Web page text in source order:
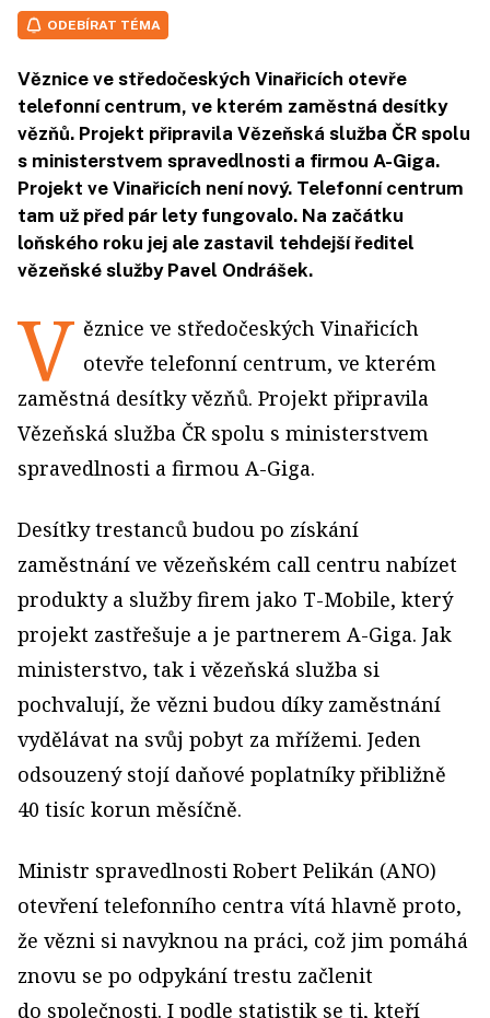
ODEBÍRAT TÉMA
Věznice ve středočeských Vinařicích otevře
telefonní centrum, ve kterém zaměstná desítky
vězňů. Projekt připravila Vězeňská služba ČR spolu
s ministerstvem spravedlnosti a firmou A-Giga.
Projekt ve Vinařicích není nový. Telefonní centrum
tam už před pár lety fungovalo. Na začátku
loňského roku jej ale zastavil tehdejší ředitel
vězeňské služby Pavel Ondrášek.
V ěznice ve středočeských Vinařicích
otevře telefonní centrum, ve kterém
zaměstná desítky vězňů. Projekt připravila
Vězeňská služba ČR spolu s ministerstvem
spravedlnosti a firmou A-Giga.
Desítky trestanců budou po získání
zaměstnání ve vězeňském call centru nabízet
produkty a služby firem jako T-Mobile, který
projekt zastřešuje a je partnerem A-Giga. Jak
ministerstvo, tak i vězeňská služba si
pochvalují, že vězni budou díky zaměstnání
vydělávat na svůj pobyt za mřížemi. Jeden
odsouzený stojí daňové poplatníky přibližně
40 tisíc korun měsíčně.
Ministr spravedlnosti Robert Pelikán (ANO)
otevření telefonního centra vítá hlavně proto,
že vězni si navyknou na práci, což jim pomáhá
znovu se po odpykání trestu začlenit
do společnosti. I podle statistik se ti, kteří